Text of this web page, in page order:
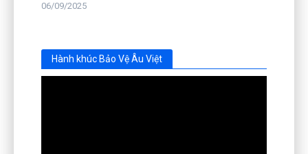
06/09/2025
Hành khúc Bảo Vệ Âu Việt